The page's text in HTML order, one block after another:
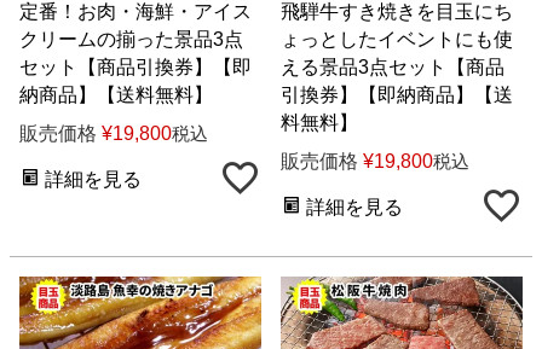
定番！お肉・海鮮・アイス
クリームの揃った景品3点
セット【商品引換券】【即
納商品】【送料無料】
販売価格 ¥19,800税込
詳細を見る
飛騨牛すき焼きを目玉にち
ょっとしたイベントにも使
える景品3点セット【商品
引換券】【即納商品】【送
料無料】
販売価格 ¥19,800税込
詳細を見る